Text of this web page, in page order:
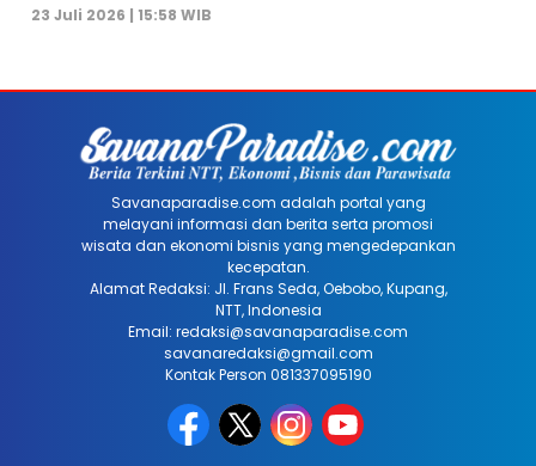
23 Juli 2026 | 15:58 WIB
Savanaparadise.com adalah portal yang
melayani informasi dan berita serta promosi
wisata dan ekonomi bisnis yang mengedepankan
kecepatan.
Alamat Redaksi: Jl. Frans Seda, Oebobo, Kupang,
NTT, Indonesia
Email: redaksi@savanaparadise.com
savanaredaksi@gmail.com
Kontak Person 081337095190